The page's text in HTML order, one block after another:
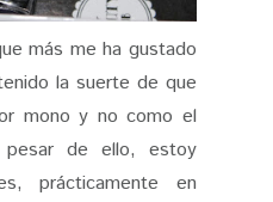
más me ha gustado
la suerte de que
mono y no como el
de ello, estoy
prácticamente en